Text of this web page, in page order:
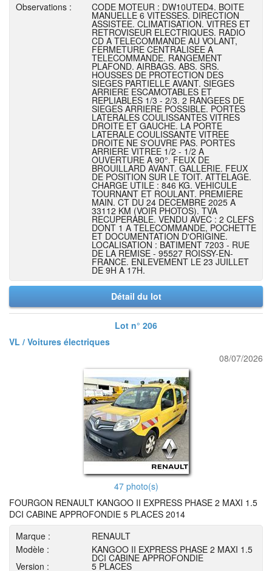
Observations :
CODE MOTEUR : DW10UTED4. BOITE
MANUELLE 6 VITESSES. DIRECTION
ASSISTEE. CLIMATISATION. VITRES ET
RETROVISEUR ELECTRIQUES. RADIO
CD A TELECOMMANDE AU VOLANT,
FERMETURE CENTRALISEE A
TELECOMMANDE. RANGEMENT
PLAFOND. AIRBAGS. ABS. SRS.
HOUSSES DE PROTECTION DES
SIEGES PARTIELLE AVANT. SIEGES
ARRIERE ESCAMOTABLES ET
REPLIABLES 1/3 - 2/3. 2 RANGEES DE
SIEGES ARRIERE POSSIBLE. PORTES
LATERALES COULISSANTES VITRES
DROITE ET GAUCHE. LA PORTE
LATERALE COULISSANTE VITREE
DROITE NE S'OUVRE PAS. PORTES
ARRIERE VITREE 1/2 - 1/2 A
OUVERTURE A 90°. FEUX DE
BROUILLARD AVANT. GALLERIE. FEUX
DE POSITION SUR LE TOIT. ATTELAGE.
CHARGE UTILE : 846 KG. VEHICULE
TOURNANT ET ROULANT. PREMIERE
MAIN. CT DU 24 DECEMBRE 2025 A
33112 KM (VOIR PHOTOS). TVA
RECUPERABLE. VENDU AVEC : 2 CLEFS
DONT 1 A TELECOMMANDE, POCHETTE
ET DOCUMENTATION D'ORIGINE.
LOCALISATION : BATIMENT 7203 - RUE
DE LA REMISE - 95527 ROISSY-EN-
FRANCE. ENLEVEMENT LE 23 JUILLET
DE 9H A 17H.
Détail du lot
Lot n° 206
VL / Voitures électriques
08/07/2026
47 photo(s)
FOURGON RENAULT KANGOO II EXPRESS PHASE 2 MAXI 1.5
DCI CABINE APPROFONDIE 5 PLACES 2014
Marque :
RENAULT
Modèle :
KANGOO II EXPRESS PHASE 2 MAXI 1.5
DCI CABINE APPROFONDIE
Version :
5 PLACES